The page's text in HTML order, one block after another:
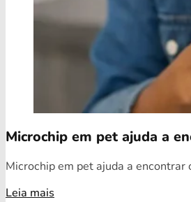
Microchip em pet ajuda a
Microchip em pet ajuda a
Leia mais